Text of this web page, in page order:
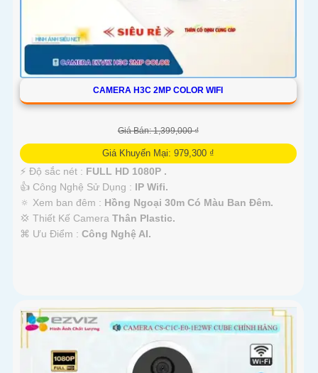
CAMERA H3C 2MP COLOR WIFI
Giá Bán: 1,399,000 ₫
Giá Khuyến Mại: 979,300 ₫
️⚡ Độ sắc nét : FULL HD 1080P .
👍 Công Nghệ Sử Dụng : IP Wifi.
🔅 Xem ban đêm : Hồng Ngoại 30m Có Màu Ban Ðêm.
💢 Thiết Kế Camera Thân Plastic.
️⌘ Ưu Điểm : Công Nghệ AI.